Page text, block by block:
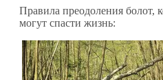
Правила преодоления болот,
могут спасти жизнь: